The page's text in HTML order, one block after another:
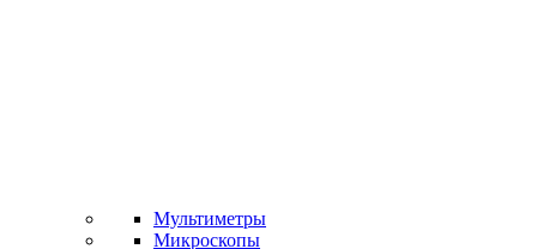
Мультиметры
Микроскопы